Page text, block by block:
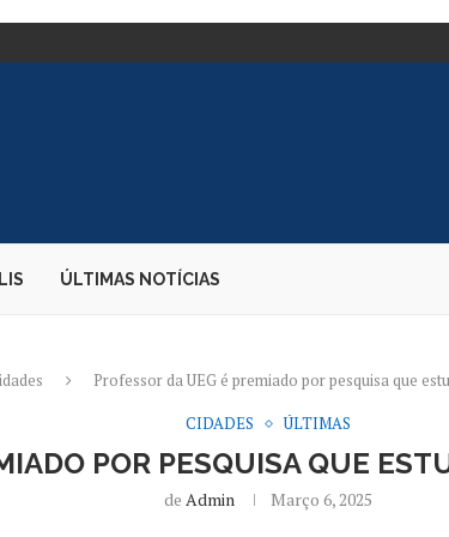
E IA...
ÚLTIMAS NOTÍCIAS
Professor da UEG é premiado por pesquisa que
CIDADES
ÚLTIMAS
POR PESQUISA QUE
de Admin Março 6, 2025